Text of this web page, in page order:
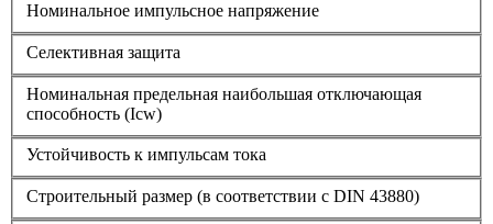
Номинальное импульсное напряжение
Селективная защита
Номинальная предельная наибольшая отключающая
способность (Icw)
Устойчивость к импульсам тока
Строительный размер (в соответствии с DIN 43880)